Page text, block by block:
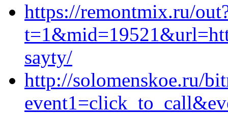
https://remontmix.ru/
sayty/
http://solomenskoe.ru/